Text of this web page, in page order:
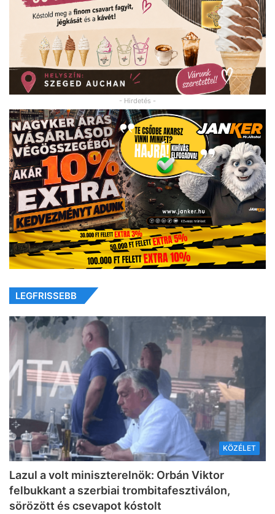
- Hirdetés -
LEGFRISSEBB
KÖZÉLET
Lazul a volt miniszterelnök: Orbán Viktor
felbukkant a szerbiai trombitafesztiválon,
sörözött és csevapot kóstolt